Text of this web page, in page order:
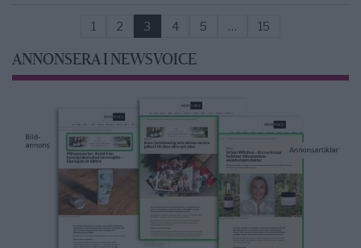
1 2 3 4 5 … 15
ANNONSERA I NEWSVOICE